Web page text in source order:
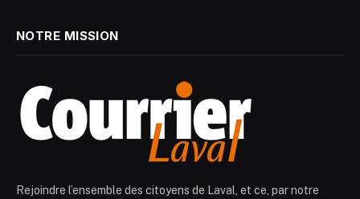
NOTRE MISSION
Rejoindre l’ensemble des citoyens de Laval, et ce, par notre